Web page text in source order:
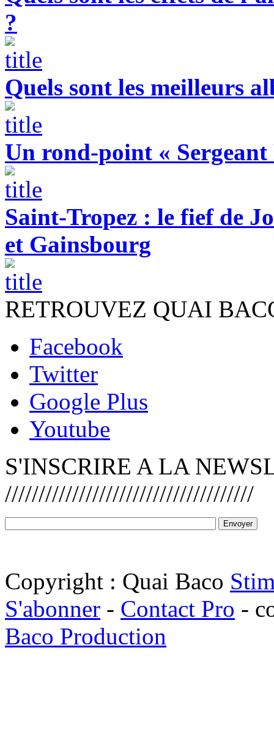
?
Quels sont les meilleurs
Un rond-point « Sergeant
Saint-Tropez : le fief de
et Gainsbourg
RETROUVEZ QUAI
Facebook
Twitter
Google Plus
Youtube
S'INSCRIRE A LA
/////////////////////////////////////
Copyright : Quai Baco
S'abonner - Contact Pro -
Baco Production